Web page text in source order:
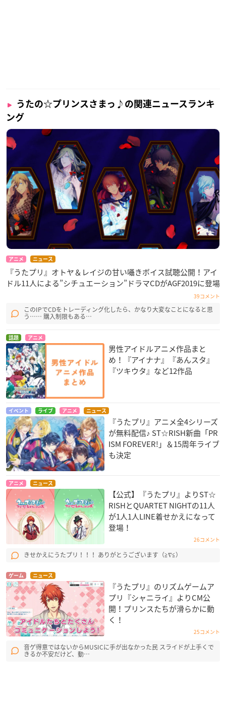
うたの☆プリンスさまっ♪の関連ニュースランキ
ング
アニメ ニュース
『うたプリ』オトヤ＆レイジの甘い囁きボイス試聴公開！アイ
ドル11人による”シチュエーション”ドラマCDがAGF2019に登場
39コメント
このIPでCDをトレーディング化したら、かなり大変なことになると思
う…… 購入制限もある…
話題 アニメ
男性アイドルアニメ作品まと
め！『アイナナ』『あんスタ』
『ツキウタ』など12作品
イベント ライブ アニメ ニュース
『うたプリ』アニメ全4シリーズ
が無料配信♪ ST☆RISH新曲「PR
ISM FOREVER!」＆15周年ライブ
も決定
アニメ ニュース
【公式】『うたプリ』よりST☆
RISHとQUARTET NIGHTの11人
が1人1人LINE着せかえになって
登場！
26コメント
きせかえにうたプリ！！！ ありがとうございます（≧∇≦）
ゲーム ニュース
『うたプリ』のリズムゲームア
プリ『シャニライ』よりCM公
開！プリンスたちが滑らかに動
く！
25コメント
音ゲ得意ではないからMUSICに手が出なかった民 スライドが上手くで
きるか不安だけど、動…